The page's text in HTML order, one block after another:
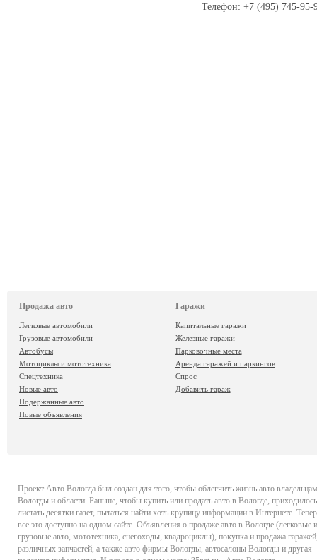
Телефон: +7 (495) 745-95-
Продажа авто
Легковые автомобили
Грузовые автомобили
Автобусы
Мотоциклы и мототехника
Спецтехника
Новые авто
Подержанные авто
Новые объявления
Гаражи
Капитальные гаражи
Железные гаражи
Парковочные места
Аренда гаражей и паркингов
Спрос
Добавить гараж
Проект Авто Вологда был создан для того, чтобы облегчить жизнь авто владельцам
Вологды и области. Раньше, чтобы купить или продать авто в Вологде, приходилось
листать десятки газет, пытаться найти хоть крупицу информации в Интернете.
все это доступно на одном сайте. Объявления о продаже авто в Вологде (легковые и
грузовые авто, мототехника, снегоходы, квадроциклы), покупка и продажа
различных запчастей, а также авто фирмы Вологды, автосалоны Вологды и другая